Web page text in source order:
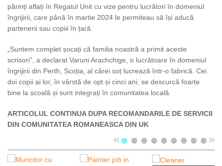
părinți aflați în Regatul Unit cu vize pentru lucrători în domeniul
îngrijirii, care până în martie 2024 le permiteau să își aducă
partenerii sau copiii în țară.
„Suntem complet șocați că familia noastră a primit aceste
scrisori”, a declarat Varuni Arachchige, o lucrătoare în domeniul
îngrijirii din Perth, Scoția, al cărei soț lucrează într-o fabrică. Cei
doi copii ai lor, în vârstă de opt și cinci ani, se descurcă foarte
bine la școală și sunt integrați în comunitatea locală.
ARTICOLUL CONTINUA DUPA RECOMANDARILE DE SERVICII
DIN COMUNITATEA ROMANEASCA DIN UK
« »